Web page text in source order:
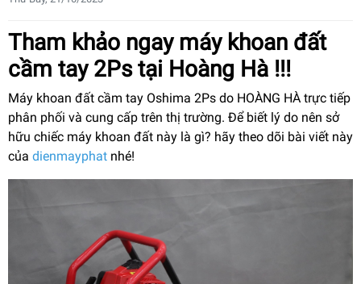
Tham khảo ngay máy khoan đất
cầm tay 2Ps tại Hoàng Hà !!!
Máy khoan đất cầm tay Oshima 2Ps do HOÀNG HÀ trực tiếp
phân phối và cung cấp trên thị trường. Để biết lý do nên sở
hữu chiếc máy khoan đất này là gì? hãy theo dõi bài viết này
của dienmayphat nhé!